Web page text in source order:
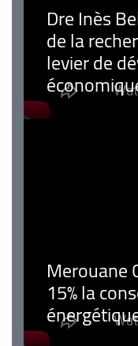
Dre Inès
de la
levier de
Merouane
15% la